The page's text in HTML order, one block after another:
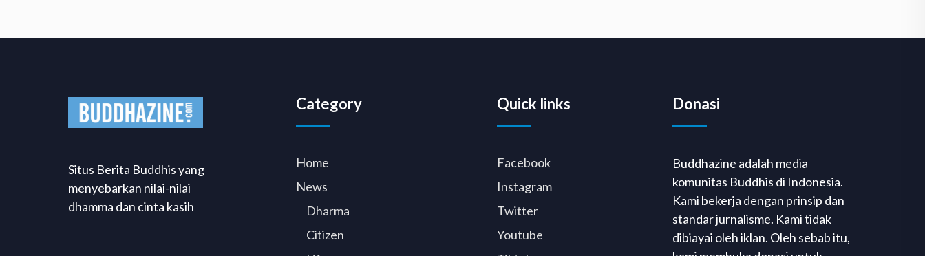
Situs Berita Buddhis yang
menyebarkan nilai-nilai
dhamma dan cinta kasih
Category
Home
News
Dharma
Citizen
Quick links
Facebook
Instagram
Twitter
Youtube
Donasi
Buddhazine adalah media
komunitas Buddhis di Indonesia.
Kami bekerja dengan prinsip dan
standar jurnalisme. Kami tidak
dibiayai oleh iklan. Oleh sebab itu,